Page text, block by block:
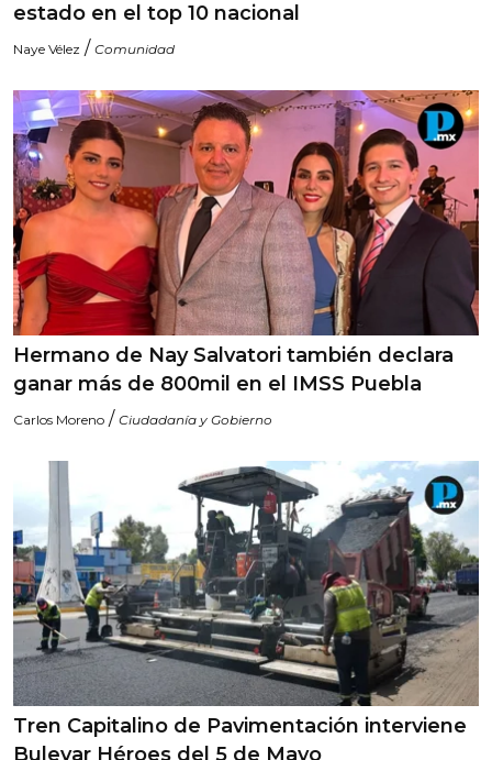
estado en el top 10 nacional
Naye Vélez / Comunidad
Hermano de Nay Salvatori también declara
ganar más de 800mil en el IMSS Puebla
Carlos Moreno / Ciudadanía y Gobierno
Tren Capitalino de Pavimentación interviene
Bulevar Héroes del 5 de Mayo